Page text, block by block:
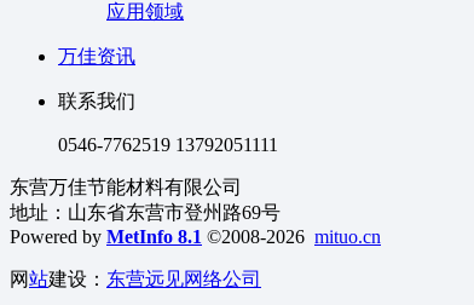
应用领域
万佳资讯
联系我们
0546-7762519 13792051111
东营万佳节能材料有限公司
地址：山东省东营市登州路69号
Powered by MetInfo 8.1 ©2008-2026 mituo.cn
网站建设： 东营远见网络公司